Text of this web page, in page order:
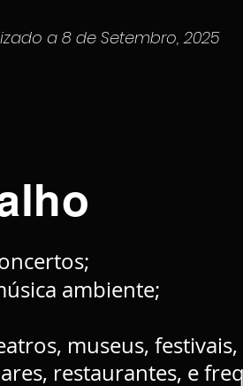
a 8 de Setembro, 2025
ambiente;
museus,
restaurantes, e